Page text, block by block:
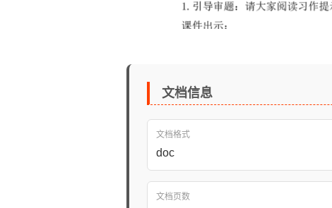
文档信息
文档格式
doc
文档页数